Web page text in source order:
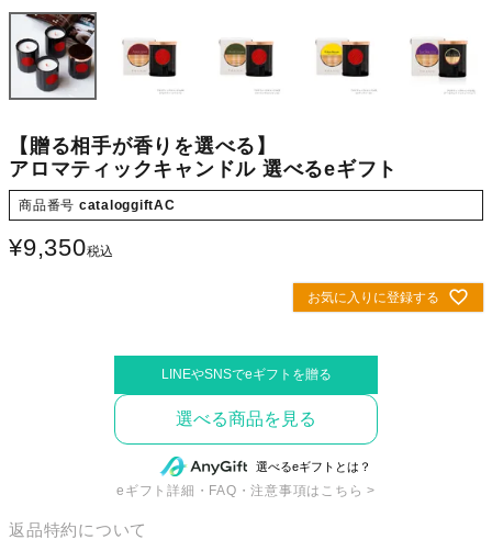
【贈る相手が香りを選べる】
アロマティックキャンドル 選べるeギフト
商品番号 cataloggiftAC
¥9,350税込
お気に入りに登録する
選べる商品を見る
eギフト詳細・FAQ・注意事項はこちら >
返品特約について